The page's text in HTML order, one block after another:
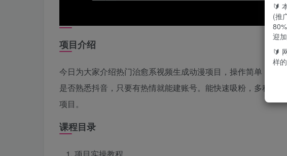
项目介绍
今日为大家介绍热门治愈系视频生成动漫项目，操作简单，找
是否熟悉抖音，只要有热情就能建账号。能快速吸粉，多种变
项目。
课程目录
项目实操教程
🔰
(推
迎
🔰
样